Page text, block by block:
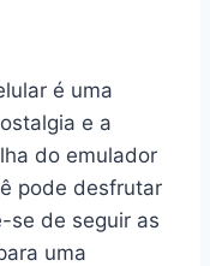
é uma
e a
do emulador
pode desfrutar
se de seguir as
uma